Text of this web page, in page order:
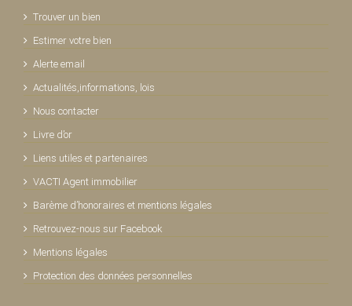
Trouver un bien
Estimer votre bien
Alerte email
Actualités,informations, lois
Nous contacter
Livre d’or
Liens utiles et partenaires
VACTI Agent immobilier
Barème d’honoraires et mentions légales
Retrouvez-nous sur Facebook
Mentions légales
Protection des données personnelles